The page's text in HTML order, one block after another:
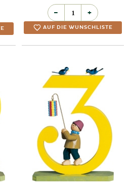
− +
AUF DIE WUNSCHLISTE